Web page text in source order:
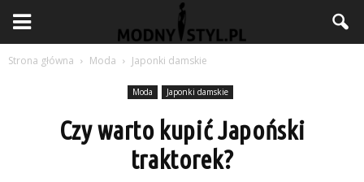
Strona główna Moda Japonki damskie
Moda Japonki damskie
Czy warto kupić Japoński
traktorek?